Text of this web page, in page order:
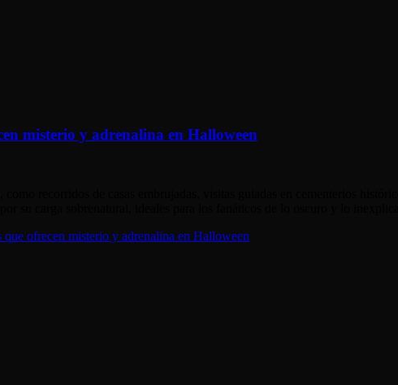
misterio y adrenalina en Halloween
ofrecen misterio y adrenalina en Halloween